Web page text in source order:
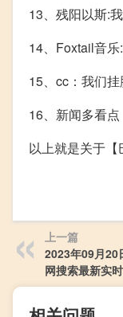
13、残阳以斯:
14、Foxtail音
15、cc：我们
16、新闻多看点
以上就是关于
上一篇
2023年09月20
网搜索最新实